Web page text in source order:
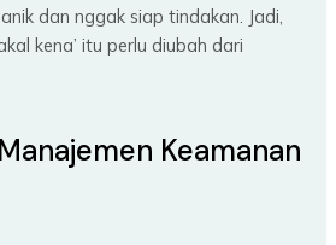
dan nggak siap tindakan. Jadi,
kena’ itu perlu diubah dari
Keamanan